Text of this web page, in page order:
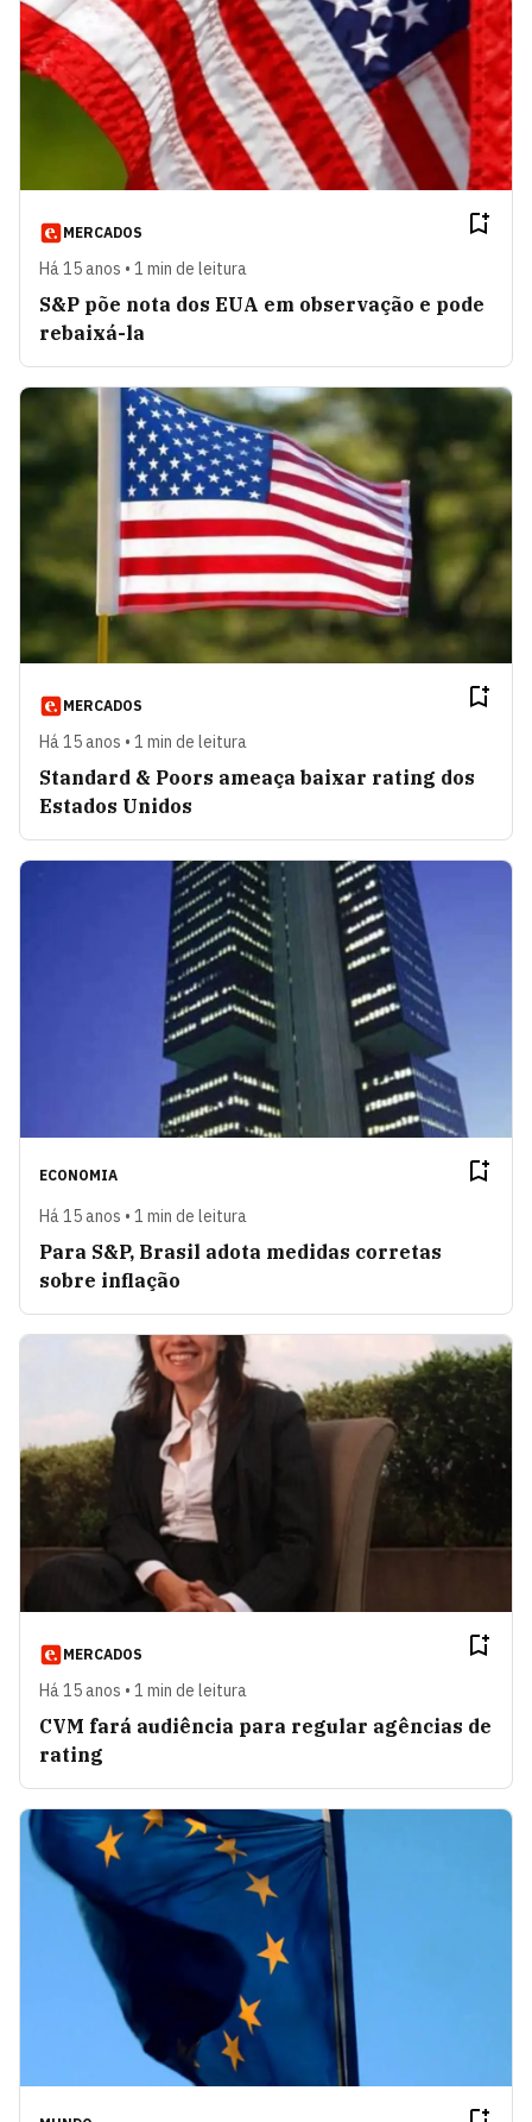
MERCADOS
Há 15 anos • 1 min de leitura
S&P põe nota dos EUA em observação e pode
rebaixá-la
MERCADOS
Há 15 anos • 1 min de leitura
Standard & Poors ameaça baixar rating dos
Estados Unidos
ECONOMIA
Há 15 anos • 1 min de leitura
Para S&P, Brasil adota medidas corretas
sobre inflação
MERCADOS
Há 15 anos • 1 min de leitura
CVM fará audiência para regular agências de
rating